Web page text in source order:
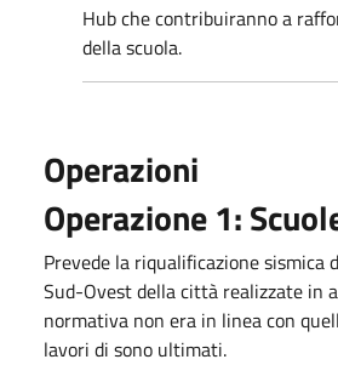
Hub che contribuiranno a
della scuola.
Operazioni
Operazione 1:
Prevede la riqualificazione sismica
Sud-Ovest della città realizzate in
normativa non era in linea con
lavori di sono ultimati.